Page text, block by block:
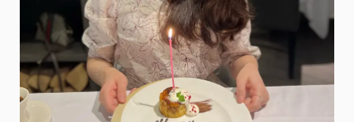
沙
咀
酒
吧